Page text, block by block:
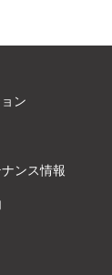
ン
ンス情報